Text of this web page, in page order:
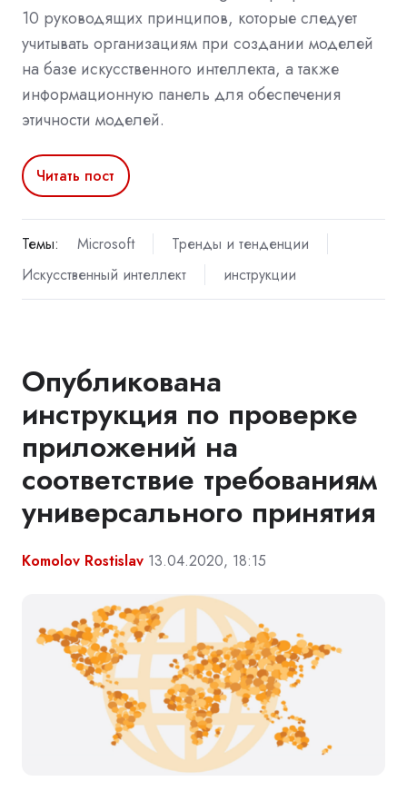
10 руководящих принципов, которые следует
учитывать организациям при создании моделей
на базе искусственного интеллекта, а также
информационную панель для обеспечения
этичности моделей.
Читать пост
Темы: Microsoft
Тренды и тенденции
Искусственный интеллект
инструкции
Опубликована
инструкция по проверке
приложений на
соответствие требованиям
универсального принятия
Komolov Rostislav 13.04.2020, 18:15